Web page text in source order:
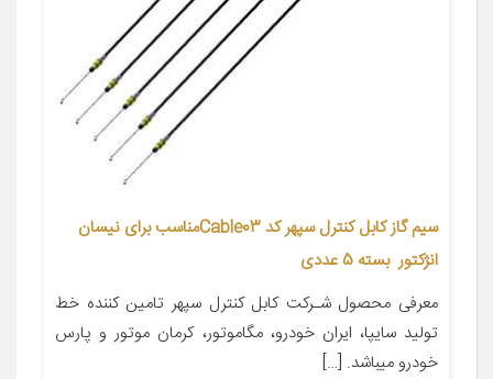
سیم گاز کابل کنترل سپهر کد Cable03مناسب برای نیسان
انژکتور بسته 5 عددی
معرفی محصول شـرکت کابل کنترل سپهر تامین کننده خط
تولید سایپا، ایران خودرو، مگاموتور، کرمان موتور و پارس
خودرو میباشد. […]